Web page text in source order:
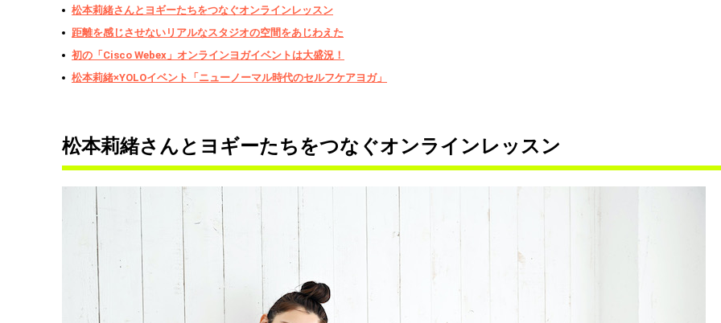
松本莉緒さんとヨギーたちをつなぐオンラインレッスン
距離を感じさせないリアルなスタジオの空間をあじわえた
初の「Cisco Webex」オンラインヨガイベントは大盛況！
松本莉緒×YOLOイベント「ニューノーマル時代のセルフケアヨガ」
松本莉緒さんとヨギーたちをつなぐオンラインレッスン